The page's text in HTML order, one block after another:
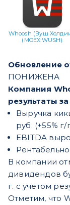
Whoosh (Вуш
(MOEX:WUSH)
Обновление
ПОНИЖЕНА
Компания
результаты
Выручка
руб. (+55% г/
EBITDA
В компании
дивидендов
г. с учетом
Отметим, что